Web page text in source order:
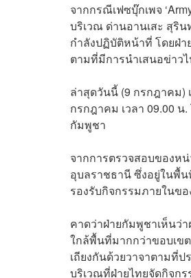
จากกรณีเฟซบุ๊กเพจ
บริเวณ ด่านอานเสะ สุริ
กำลังปฏิบัติหน้าที่ โดยฝ่
ตามที่มีการนำเสนอข่าว
ล่าสุดวันนี้ (9 กรกฎาคม)
กรกฎาคม เวลา 09.00
กัมพูชา
จากการตรวจสอบของห
อุบลราชธานี ซึ่งอยู่ในพื้
รองรับกิจกรรมภายในข
คาดว่าฝ่ายกัมพูชาเห็นว่
ใกล้พื้นที่มากกว่าขอบเข
เถียงกันด้วยวาจาตามที่
บริเวณที่ฝ่ายไทยจัดกิจก